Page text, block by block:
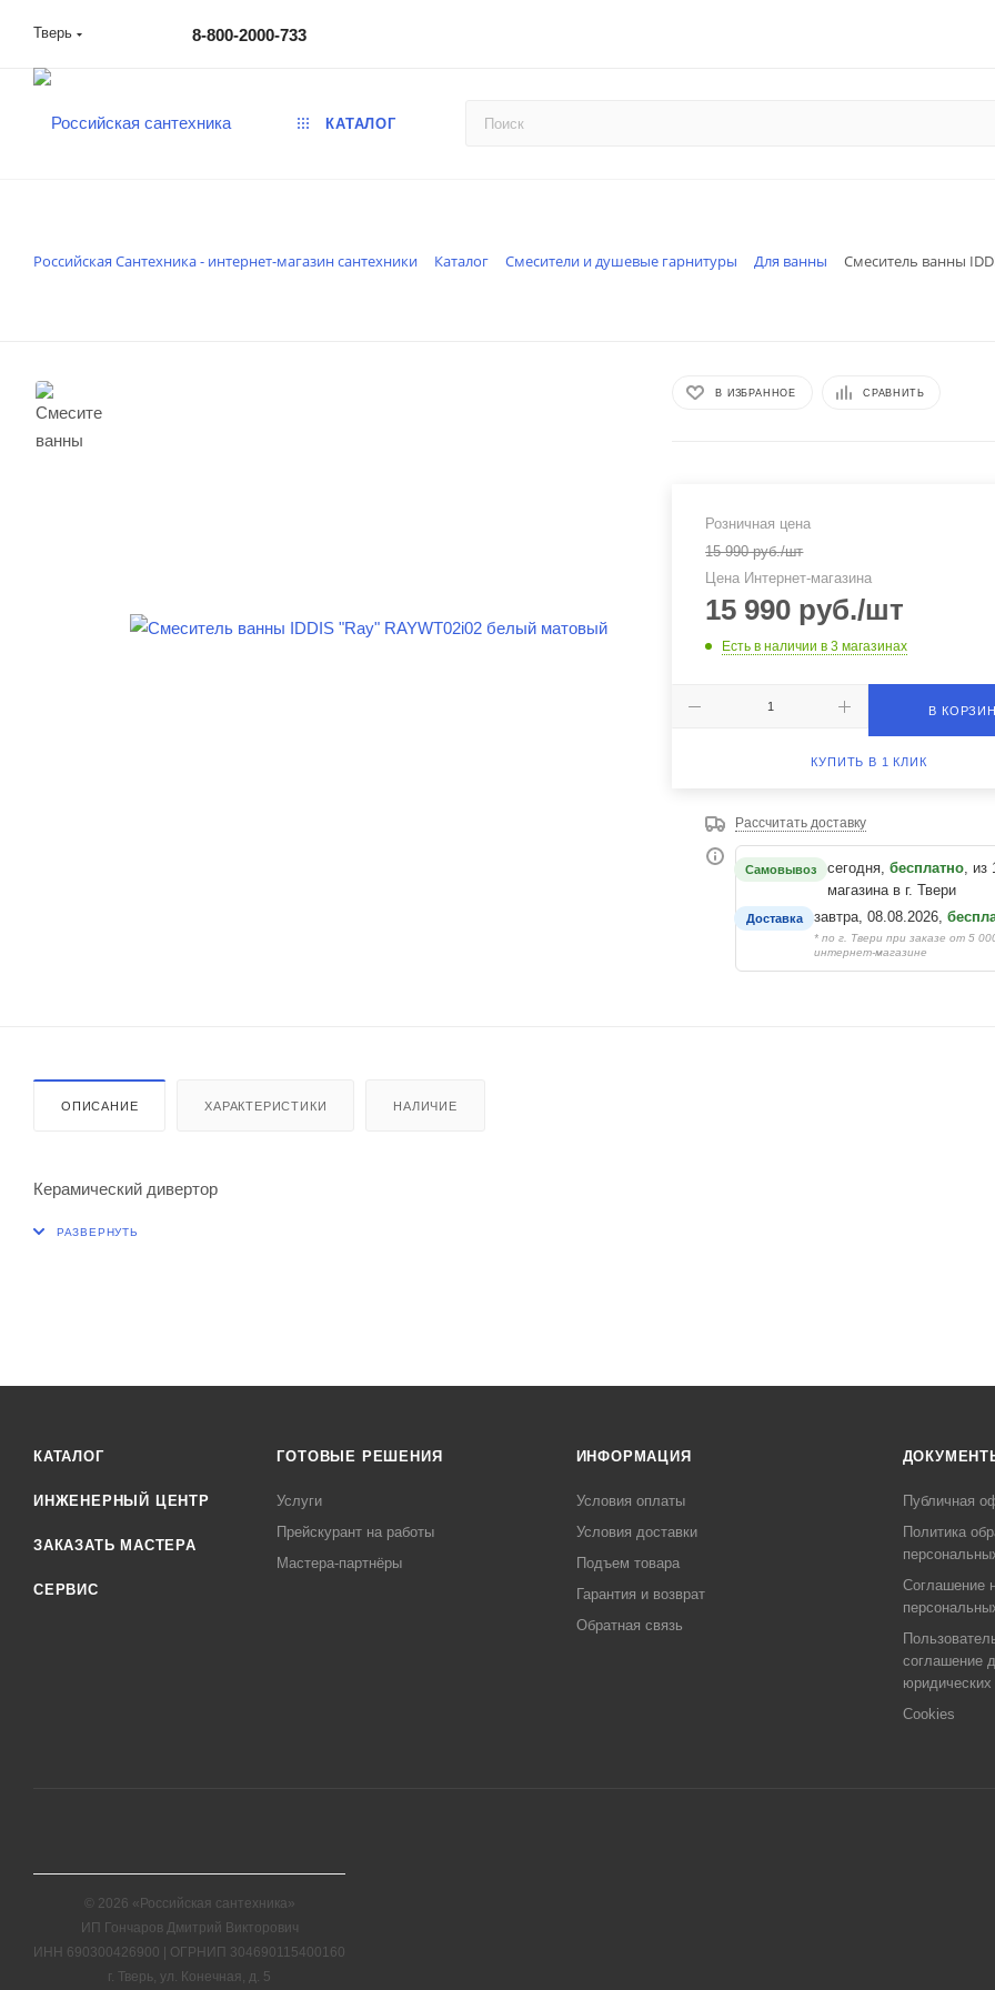
Тверь 8-800-2000-733
КАТАЛОГ
Российская Сантехника - интернет-магазин сантехники Каталог Смесители и душевые гарнитуры Для ванны Смеситель ванны
В ИЗБРАННОЕ СРАВНИТЬ
Розничная цена
15 990руб./шт
Цена Интернет-магазина
15 990 руб./шт
Есть в наличиив 3 магазинах
В
КУПИТЬ В 1 КЛИК
Рассчитать доставку
Самовывоз сегодня,бесплатно, из
магазина в г. Твери
Доставка завтра, 08.08.2026,
* по г. Твери при заказе от 5
интернет-магазине
ОПИСАНИЕ ХАРАКТЕРИСТИКИ НАЛИЧИЕ
Керамический дивертор
КАТАЛОГ
ИНЖЕНЕРНЫЙ ЦЕНТР
ЗАКАЗАТЬ МАСТЕРА
СЕРВИС
ГОТОВЫЕ РЕШЕНИЯ
Услуги
Прейскурант на работы
Мастера-партнёры
ИНФОРМАЦИЯ
Условия оплаты
Условия доставки
Подъем товара
Гарантия и возврат
Обратная связь
Публичная
Политика
Соглашение
соглашение
Cookies
© 2026 «Российская сантехника»
ИП Гончаров Дмитрий Викторович
ИНН 690300426900 | ОГРНИП 304690115400160
г. Тверь, ул. Конечная, д. 5